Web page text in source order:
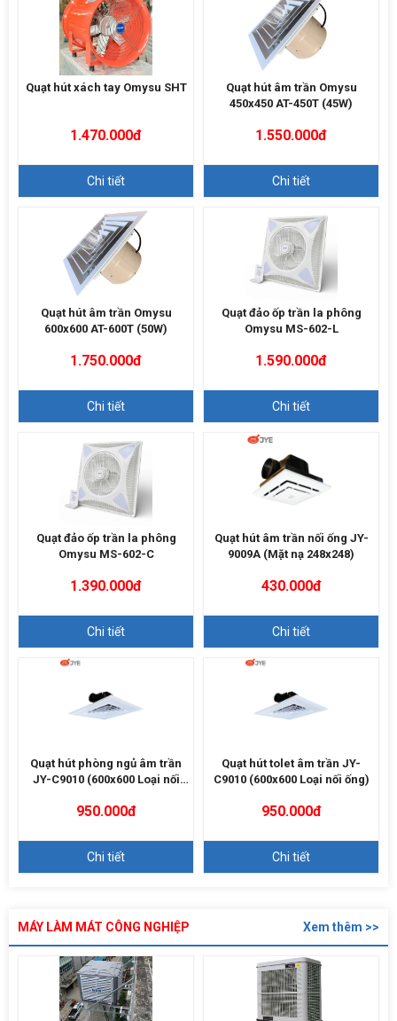
Quạt hút xách tay Omysu SHT
1.470.000đ
Chi tiết
Quạt hút âm trần Omysu
450x450 AT-450T (45W)
1.550.000đ
Chi tiết
Quạt hút âm trần Omysu
600x600 AT-600T (50W)
1.750.000đ
Chi tiết
Quạt đảo ốp trần la phông
Omysu MS-602-L
1.590.000đ
Chi tiết
Quạt đảo ốp trần la phông
Omysu MS-602-C
1.390.000đ
Chi tiết
Quạt hút âm trần nối ống JY-
9009A (Mặt nạ 248x248)
430.000đ
Chi tiết
Quạt hút phòng ngủ âm trần
JY-C9010 (600x600 Loại nối
950.000đ
Chi tiết
Quạt hút tolet âm trần JY-
C9010 (600x600 Loại nối ống)
950.000đ
Chi tiết
MÁY LÀM MÁT CÔNG NGHIỆP Xem thêm >>